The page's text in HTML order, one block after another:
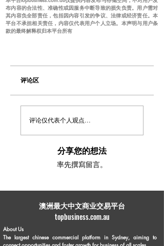
布内容的合法性、准确性或因服务中断导致的损失负责。用户需对
其内容负全部责任，包括因内容引发的争议、法律或经济责任。本
平台不承担相关责任，内容仅代表用户个人立场。本声明与用户条
款的最终解释权归本平台所有
评论区
评论仅代表个人观点...
分享您的想法
率先撰寫留言。
​澳洲最大中文商业交易平台
topbusiness.com.au
About Us
The largest chinese commercial platform in Sydney, aiming to